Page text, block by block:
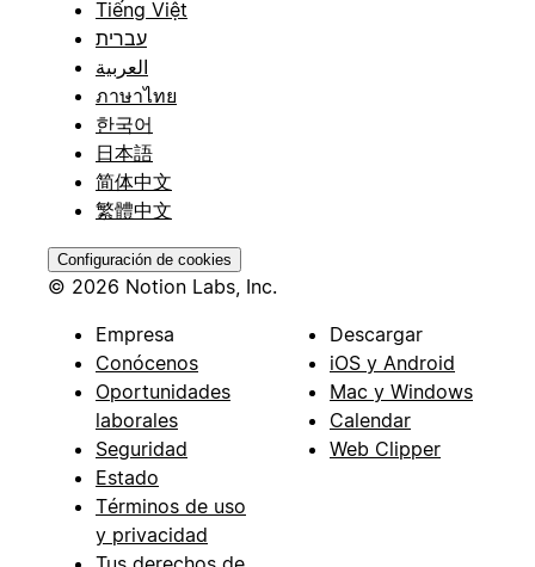
Tiếng Việt
עברית
العربية
ภาษาไทย
한국어
日本語
简体中文
繁體中文
Configuración de cookies
© 2026 Notion Labs, Inc.
Empresa
Conócenos
Oportunidades
laborales
Seguridad
Estado
Términos de uso
y privacidad
Descargar
iOS y Android
Mac y Windows
Calendar
Web Clipper